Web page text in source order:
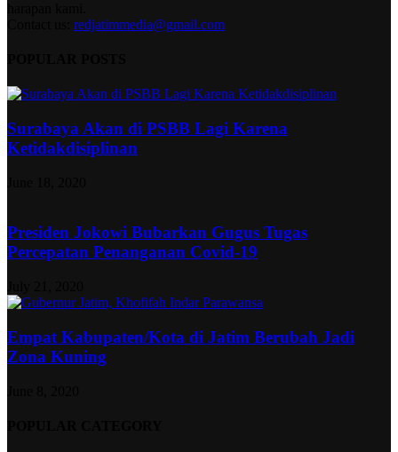
redjatimmedia@gmail.com
Surabaya Akan di PSBB Lagi Karena
Ketidakdisiplinan
Presiden Jokowi Bubarkan Gugus Tugas
Percepatan Penanganan Covid-19
Empat Kabupaten/Kota di Jatim Berubah Jadi
Zona Kuning